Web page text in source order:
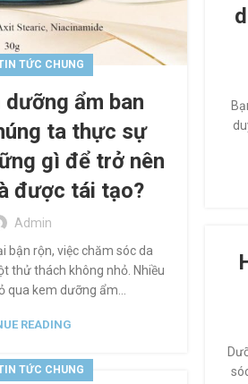
TỨC CHUNG
dưỡng ẩm ban
ta thực sự
gì để trở nên
được tái tạo?
Admin
bận rộn, việc chăm sóc da
thử thách không nhỏ. Nhiều
qua kem dưỡng ẩm...
READING
TỨC CHUNG